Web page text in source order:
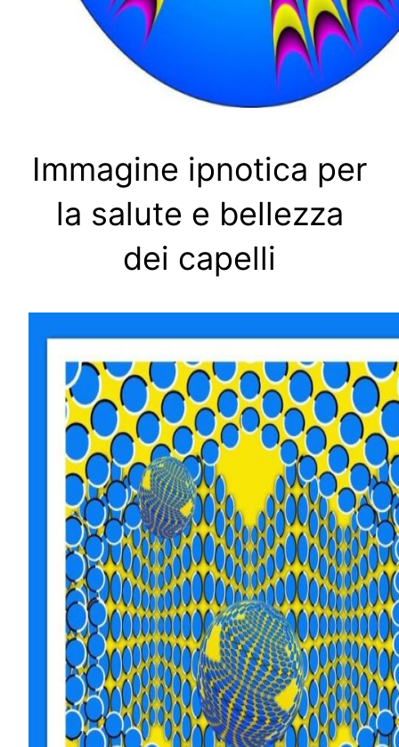
Immagine ipnotica per
la salute e bellezza
dei capelli